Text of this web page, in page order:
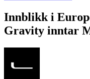
Innblikk i
Gravity inntar